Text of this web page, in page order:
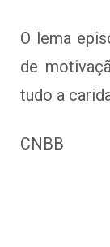
O lema
de
tudo a
CNBB